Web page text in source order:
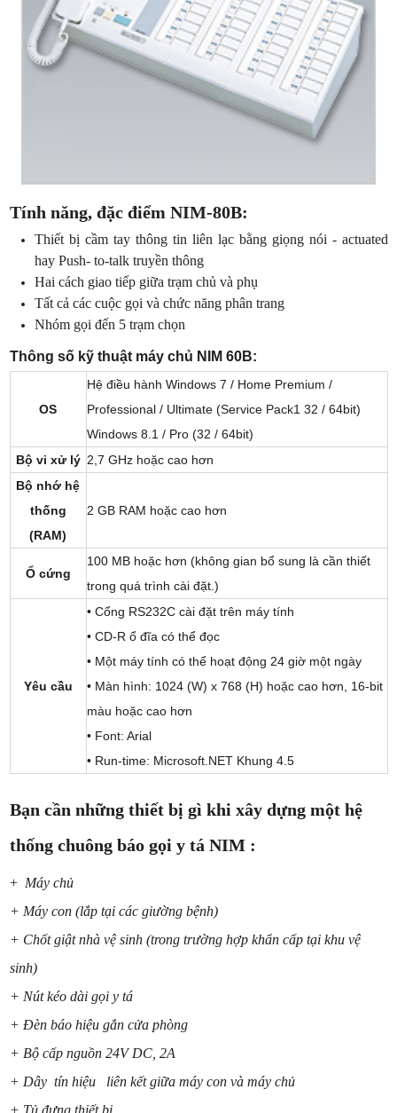
Tính năng, đặc điểm NIM-80B:
Thiết bị cầm tay thông tin liên lạc bằng giọng nói - actuated
hay Push- to-talk truyền thông
Hai cách giao tiếp giữa trạm chủ và phụ
Tất cả các cuộc gọi và chức năng phân trang
Nhóm gọi đến 5 trạm chọn
Thông số kỹ thuật máy chủ NIM 60B:
OS
Hệ điều hành Windows 7 / Home Premium /
Professional / Ultimate (Service Pack1 32 / 64bit)
Windows 8.1 / Pro (32 / 64bit)
Bộ vi xử lý 2,7 GHz hoặc cao hơn
Bộ nhớ hệ
thống
(RAM)
2 GB RAM hoặc cao hơn
Ổ cứng
100 MB hoặc hơn (không gian bổ sung là cần thiết
trong quá trình cài đặt.)
Yêu cầu
• Cổng RS232C cài đặt trên máy tính
• CD-R ổ đĩa có thể đọc
• Một máy tính có thể hoạt động 24 giờ một ngày
• Màn hình: 1024 (W) x 768 (H) hoặc cao hơn, 16-bit
màu hoặc cao hơn
• Font: Arial
• Run-time: Microsoft.NET Khung 4.5
Bạn cần những thiết bị gì khi xây dựng một hệ
thống chuông báo gọi y tá NIM :
+ Máy chủ
+ Máy con (lắp tại các giường bệnh)
+ Chốt giật nhà vệ sinh (trong trường hợp khẩn cấp tại khu vệ
sinh)
+ Nút kéo dài gọi y tá
+ Đèn báo hiệu gắn cửa phòng
+ Bộ cấp nguồn 24V DC, 2A
+ Dây tín hiệu liên kết giữa máy con và máy chủ
+ Tủ đựng thiết bị ……